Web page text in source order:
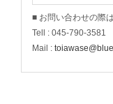
■ お問い合わせの際
Tell : 045-790-3581
Mail :